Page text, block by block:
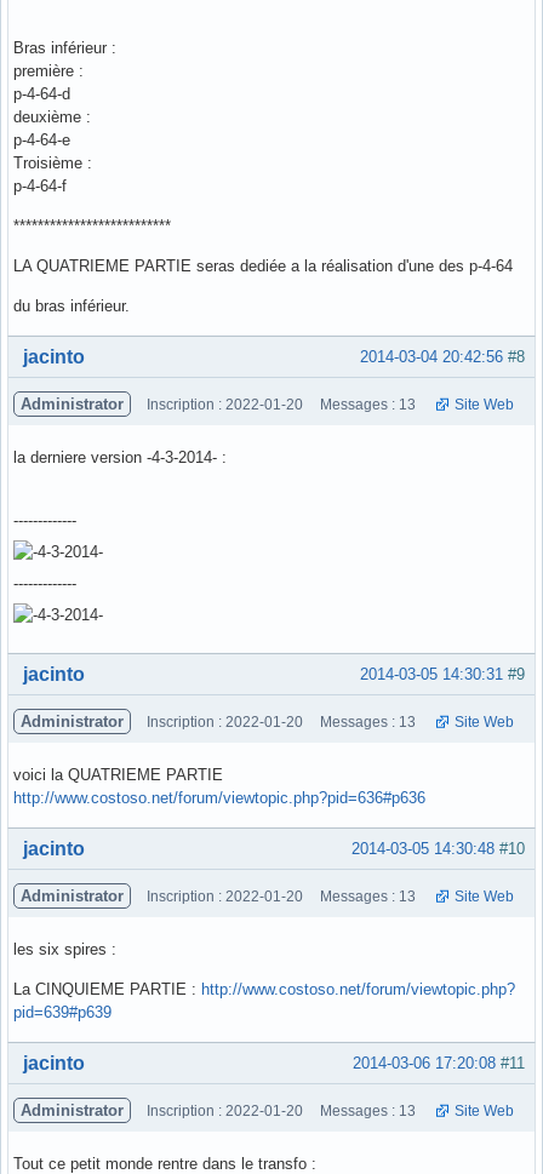
Bras inférieur :
première :
p-4-64-d
deuxième :
p-4-64-e
Troisième :
p-4-64-f
**************************
LA QUATRIEME PARTIE seras dediée a la réalisation d'une des p-4-64
du bras inférieur.
Hors ligne #8
2014-03-04 20:42:56
jacinto
Administrator Inscription : 2022-01-20 Messages : 13 Site Web
la derniere version -4-3-2014- :
-------------
-------------
Hors ligne #9
2014-03-05 14:30:31
jacinto
Administrator Inscription : 2022-01-20 Messages : 13 Site Web
voici la QUATRIEME PARTIE
http://www.costoso.net/forum/viewtopic.php?pid=636#p636
Hors ligne #10
2014-03-05 14:30:48
jacinto
Administrator Inscription : 2022-01-20 Messages : 13 Site Web
les six spires :
La CINQUIEME PARTIE : http://www.costoso.net/forum/viewtopic.php?
pid=639#p639
Hors ligne #11
2014-03-06 17:20:08
jacinto
Administrator Inscription : 2022-01-20 Messages : 13 Site Web
Tout ce petit monde rentre dans le transfo :